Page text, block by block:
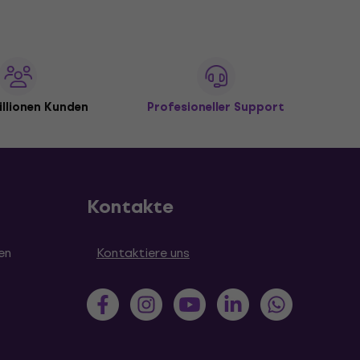
Kunden Profesioneller Support
Kontakte
Kontaktiere uns